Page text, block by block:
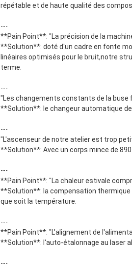
répétable et de haute qualité des
---
**Pain Point**: "La précision de la
**Solution**: doté d'un cadre en fonte
linéaires optimisés pour le bruit,notre
terme.
---
"Les changements constants de la buse
**Solution**: le changeur automatique
---
"L'ascenseur de notre atelier est trop
**Solution**: Avec un corps mince de
---
**Pain Point**: "La chaleur estivale
**Solution**: la compensation thermique
que soit la température.
---
**Pain Point**: "L'alignement de
**Solution**: l'auto-étalonnage au laser
---